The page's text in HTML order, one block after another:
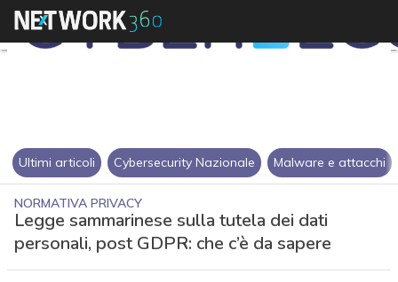
Ultimi articoli Cybersecurity Nazionale Malware e attacchi
NORMATIVA PRIVACY
Legge sammarinese sulla tutela dei dati
personali, post GDPR: che c’è da sapere